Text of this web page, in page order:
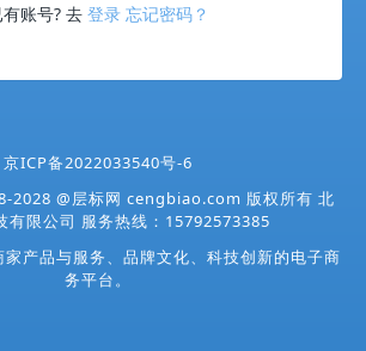
有账号? 去 登录 忘记密码？
京ICP备2022033540号-6
2028 @ 层标网 cengbiao.com 版权所有 北
有限公司 服务热线：15792573385
家产品与服务、品牌文化、科技创新的电子商
务平台。